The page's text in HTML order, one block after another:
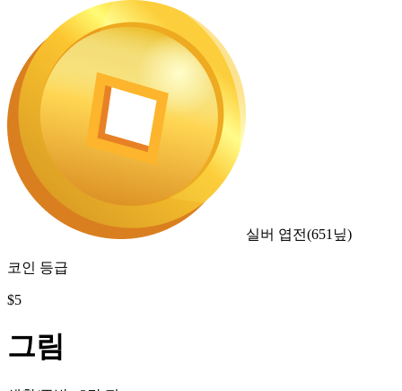
실버 엽전(651 닢)
코인 등급
$5
그림